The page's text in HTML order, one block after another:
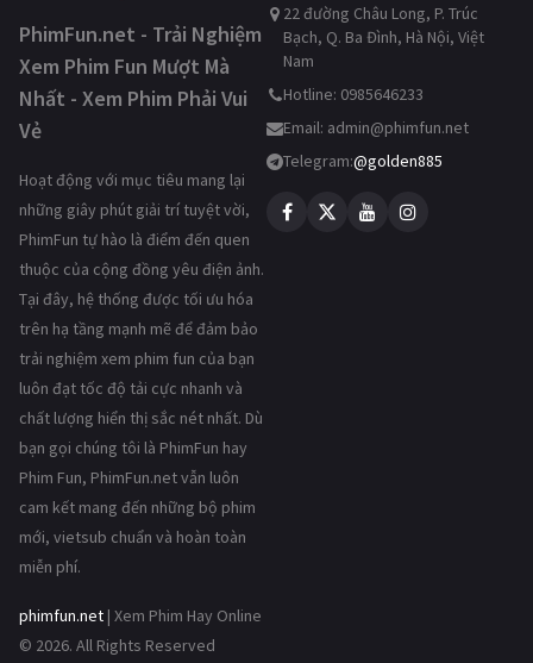
PhimFun.net - Trải Nghiệm
Xem Phim Fun Mượt Mà
Nhất - Xem Phim Phải Vui
Vẻ
Hoạt động với mục tiêu mang lại
những giây phút giải trí tuyệt vời,
PhimFun tự hào là điểm đến quen
thuộc của cộng đồng yêu điện ảnh.
Tại đây, hệ thống được tối ưu hóa
trên hạ tầng mạnh mẽ để đảm bảo
trải nghiệm xem phim fun của bạn
luôn đạt tốc độ tải cực nhanh và
chất lượng hiển thị sắc nét nhất. Dù
bạn gọi chúng tôi là PhimFun hay
Phim Fun, PhimFun.net vẫn luôn
cam kết mang đến những bộ phim
mới, vietsub chuẩn và hoàn toàn
miễn phí.
phimfun.net | Xem Phim Hay Online
© 2026. All Rights Reserved
22 đường Châu Long, P. Trúc
Bạch, Q. Ba Đình, Hà Nội, Việt
Nam
Hotline: 0985646233
Email: admin@phimfun.net
Telegram:@golden885